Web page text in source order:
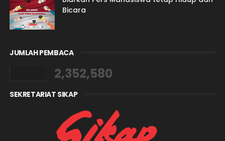
Bicara
JUMLAH PEMBACA
2,352,580
SEKRETARIAT SIKAP